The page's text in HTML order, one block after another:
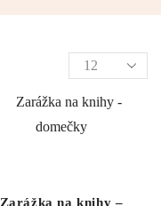
Products
Zarážka na knihy –